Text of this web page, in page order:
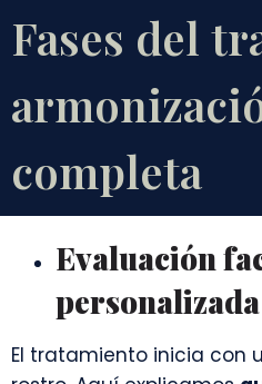
Fases del
completa
Evaluación
personalizada
El tratamiento inicia con